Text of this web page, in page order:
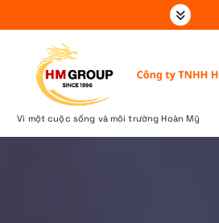
k
o
Vì một cuộc sống và môi trường Hoàn Mỹ